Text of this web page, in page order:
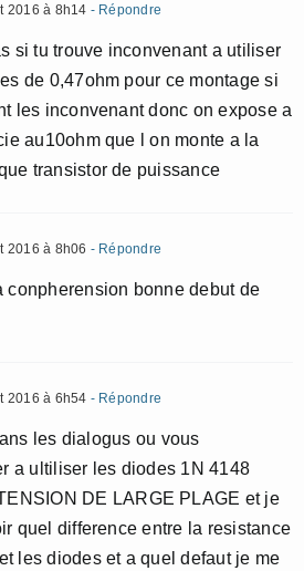
2016 à 8h14 - Répondre
si tu trouve inconvenant a utiliser
de 0,47ohm pour ce montage si
les inconvenant donc on expose a
au10ohm que l on monte a la
transistor de puissance
2016 à 8h06 - Répondre
conpherension bonne debut de
2016 à 6h54 - Répondre
les dialogus ou vous
a ultiliser les diodes 1N 4148
DE LARGE PLAGE et je
quel difference entre la resistance
les diodes et a quel defaut je me